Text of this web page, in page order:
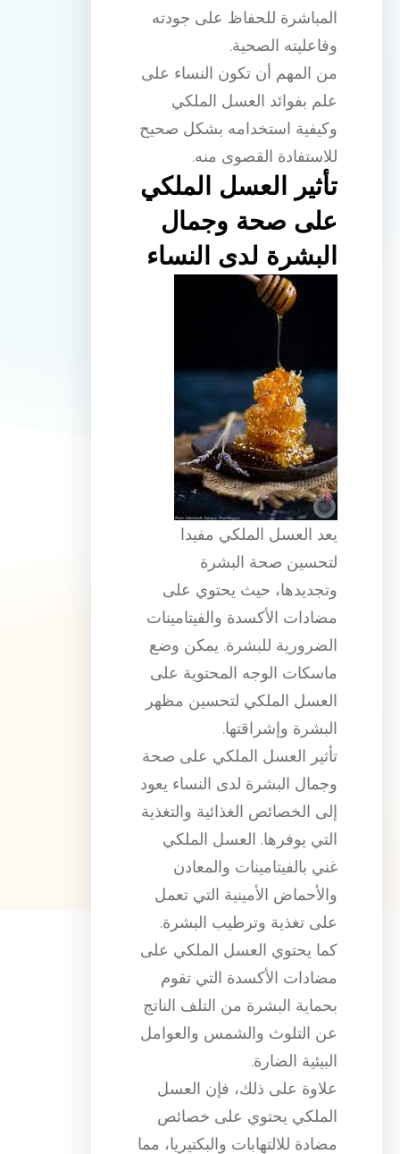
المباشرة للحفاظ على جودته
وفاعليته الصحية.
من المهم أن تكون النساء على
علم بفوائد العسل الملكي
وكيفية استخدامه بشكل صحيح
للاستفادة القصوى منه.
تأثير العسل الملكي
على صحة وجمال
البشرة لدى النساء
يعد العسل الملكي مفيدا
لتحسين صحة البشرة
وتجديدها، حيث يحتوي على
مضادات الأكسدة والفيتامينات
الضرورية للبشرة. يمكن وضع
ماسكات الوجه المحتوية على
العسل الملكي لتحسين مظهر
البشرة وإشراقتها.
تأثير العسل الملكي على صحة
وجمال البشرة لدى النساء يعود
إلى الخصائص الغذائية والتغذية
التي يوفرها. العسل الملكي
غني بالفيتامينات والمعادن
والأحماض الأمينية التي تعمل
على تغذية وترطيب البشرة.
كما يحتوي العسل الملكي على
مضادات الأكسدة التي تقوم
بحماية البشرة من التلف الناتج
عن التلوث والشمس والعوامل
البيئية الضارة.
علاوة على ذلك، فإن العسل
الملكي يحتوي على خصائص
مضادة للالتهابات والبكتيريا، مما